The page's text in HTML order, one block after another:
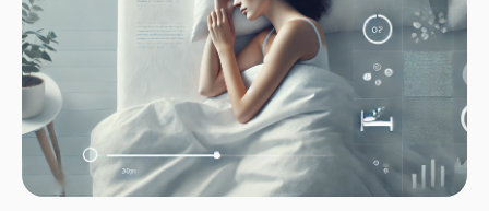
조절해준다. 키르호프 바리오웰 CEO는 "소비자들은 더 나은 수면 경험을
원한다"며 "바리오웰은 직관적인 피드백을 제공한다. 스마트폰을 열 필요 없이
스마트워치만으로 모든 설정을 관리할 수 있는 것이 특징이다"고 설명했다.
바리오웰은 독일에서 설립되었지만, 독일 시장을 주요 타깃으로 삼지 않는다.
키르호프 CEO는 독일 시장의 보수적이고 비판적인 소비자 환경이 신기술에
적합하지 않다고 판단했다. 대신 미국, 아시아, 호주 등 기술 수용성이 높은
시장을 집중적으로 공략하며 글로벌 확장을 모색했다. 현재 바리오웰의
매출은 미국이 50%, 아시아가 30%, 호주가 20%를 차지하고 있다. 그는
"독일은 여전히 엔지니어링과 품질의 상징으로 인정받지만, 우리는 독일적